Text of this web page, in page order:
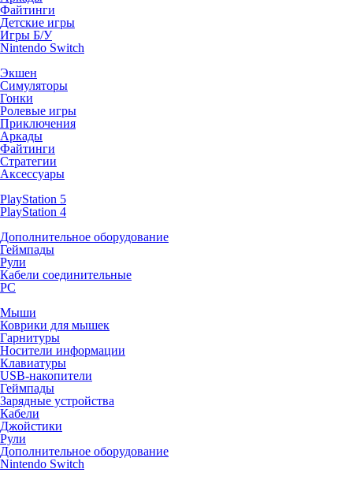
Файтинги
Детские игры
Игры Б/У
Nintendo Switch
Экшен
Симуляторы
Гонки
Ролевые игры
Приключения
Аркады
Файтинги
Стратегии
Аксессуары
PlayStation 5
PlayStation 4
Дополнительное оборудование
Геймпады
Рули
Кабели соединительные
PC
Мыши
Коврики для мышек
Гарнитуры
Носители информации
Клавиатуры
USB-накопители
Геймпады
Зарядные устройства
Кабели
Джойстики
Рули
Дополнительное оборудование
Nintendo Switch